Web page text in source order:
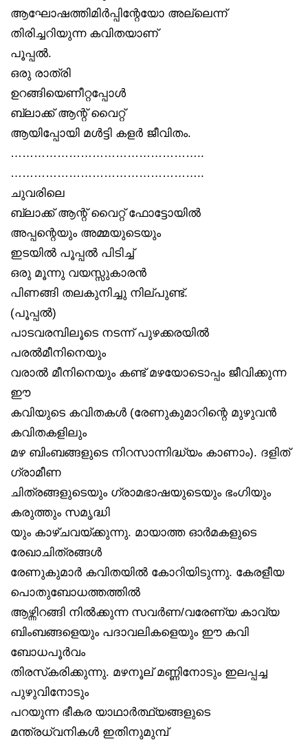
ആഘോഷത്തിമിർപ്പിന്റേയോ അല്ലെന്ന്
തിരിച്ചറിയുന്ന കവിതയാണ്
പൂപ്പൽ.
ഒരു രാത്രി
ഉറങ്ങിയെണീറ്റപ്പോൾ
ബ്ലാക്ക് ആന്റ് വൈറ്റ്
ആയിപ്പോയി മൾട്ടി കളർ ജീവിതം.
…………………………………………..
…………………………………………..
ചുവരിലെ
ബ്ലാക്ക് ആന്റ് വൈറ്റ് ഫോട്ടോയിൽ
അപ്പന്റെയും അമ്മയുടെയും
ഇടയിൽ പൂപ്പൽ പിടിച്ച്
ഒരു മൂന്നു വയസ്സുകാരൻ
പിണങ്ങി തലകുനിച്ചു നില്പുണ്ട്.
(പൂപ്പൽ)
പാടവരമ്പിലൂടെ നടന്ന് പുഴക്കരയിൽ
പരൽമീനിനെയും
വരാൽ മീനിനെയും കണ്ട് മഴയോടൊപ്പം ജീവിക്കുന്ന
ഈ
കവിയുടെ കവിതകൾ (രേണുകുമാറിന്റെ മുഴുവൻ
കവിതകളിലും
മഴ ബിംബങ്ങളുടെ നിറസാന്നിദ്ധ്യം കാണാം). ദളിത്
ഗ്രാമീണ
ചിത്രങ്ങളുടെയും ഗ്രാമഭാഷയുടെയും ഭംഗിയും
കരുത്തും സമൃദ്ധി
യും കാഴ്ചവയ്ക്കുന്നു. മായാത്ത ഓർമകളുടെ
രേഖാചിത്രങ്ങൾ
രേണുകുമാർ കവിതയിൽ കോറിയിടുന്നു. കേരളീയ
പൊതുബോധത്തത്തിൽ
ആഴ്ന്നിറങ്ങി നിൽക്കുന്ന സവർണ/വരേണ്യ കാവ്യ
ബിംബങ്ങളെയും പദാവലികളെയും ഈ കവി
ബോധപൂർവം
തിരസ്‌കരിക്കുന്നു. മഴനൂല് മണ്ണിനോടും ഇലപ്പച്ച
പുഴുവിനോടും
പറയുന്ന ഭീകര യാഥാർത്ഥ്യങ്ങളുടെ
മന്ത്രധ്വനികൾ ഇതിനുമുമ്പ്